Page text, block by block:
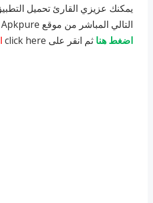
يمكنك عزيزي القارئ تحميل
التالي المباشر من موقع Apkpure
اضغط هنا ثم انقر على click here